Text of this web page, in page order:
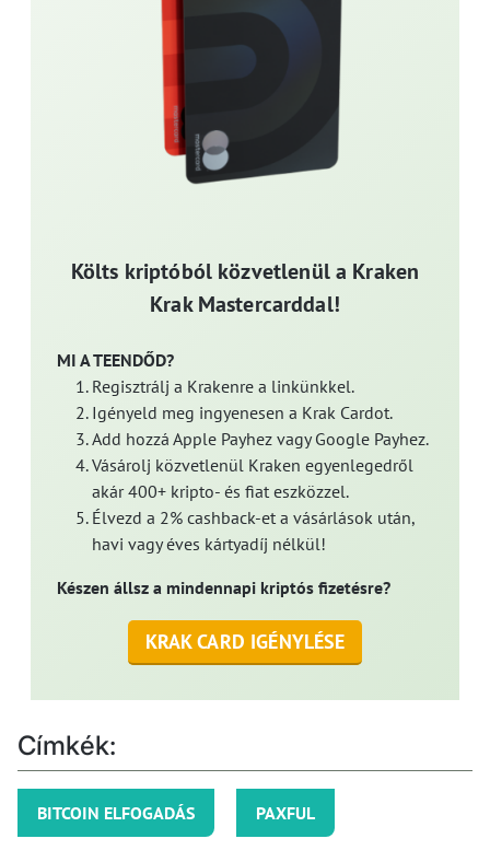
Költs kriptóból közvetlenül a Kraken
Krak Mastercarddal!
MI A TEENDŐD?
Regisztrálj a Krakenre a linkünkkel.
Igényeld meg ingyenesen a Krak Cardot.
Add hozzá Apple Payhez vagy Google Payhez.
Vásárolj közvetlenül Kraken egyenlegedről
akár 400+ kripto- és fiat eszközzel.
Élvezd a 2% cashback-et a vásárlások után,
havi vagy éves kártyadíj nélkül!
Készen állsz a mindennapi kriptós fizetésre?
KRAK CARD IGÉNYLÉSE
Címkék:
BITCOIN ELFOGADÁS PAXFUL